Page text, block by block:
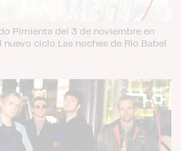
o que hayan recopilado a
hecho de sus servicios.
Pimienta del 3 de noviembre en
nuevo ciclo Las noches de Río Babel